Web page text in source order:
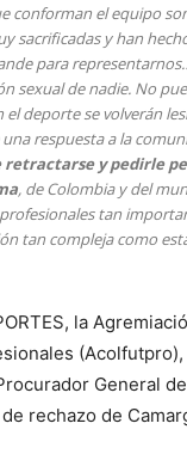
conforman el equipo
sacrificadas y han
para
sexual de nadie. No
deporte se volverán
respuesta a la
retractarse y pedirle
, de Colombia y del
tan
tan compleja como
la
General
rechazo de